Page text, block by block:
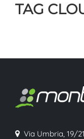
TAG
Via Umbria, 19/